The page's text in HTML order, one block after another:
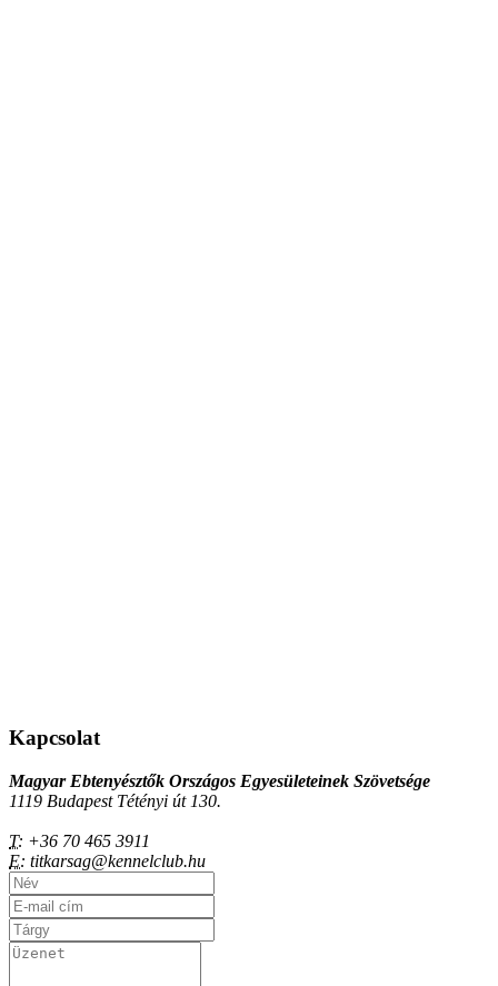
Kapcsolat
Magyar Ebtenyésztők Országos Egyesületeinek Szövetsége
1119 Budapest Tétényi út 130.
T: +36 70 465 3911
E: titkarsag@kennelclub.hu